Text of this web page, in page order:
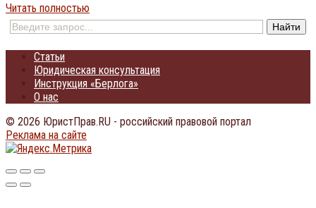
Читать полностью
Статьи
Юридическая консультация
Инструкция «Берлога»
О нас
© 2026 ЮристПрав.RU - российский правовой портал
Реклама на сайте